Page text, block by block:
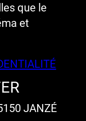
que le
et
JANZÉ